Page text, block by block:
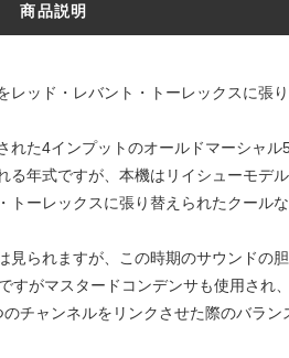
商品説明
レッド・レバント・トーレックスに張
れた4インプットのオールドマーシャ
る年式ですが、本機はリイシューモデ
ーレックスに張り替えられたクールな
見られますが、この時期のサウンドの
すがマスタードコンデンサも使用さ
チャンネルをリンクさせた際のバラ